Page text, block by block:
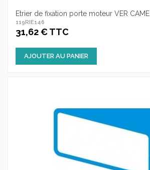
Etrier de fixation porte moteur VER CAME
119RIE146
31,62 € TTC
AJOUTER AU PANIER